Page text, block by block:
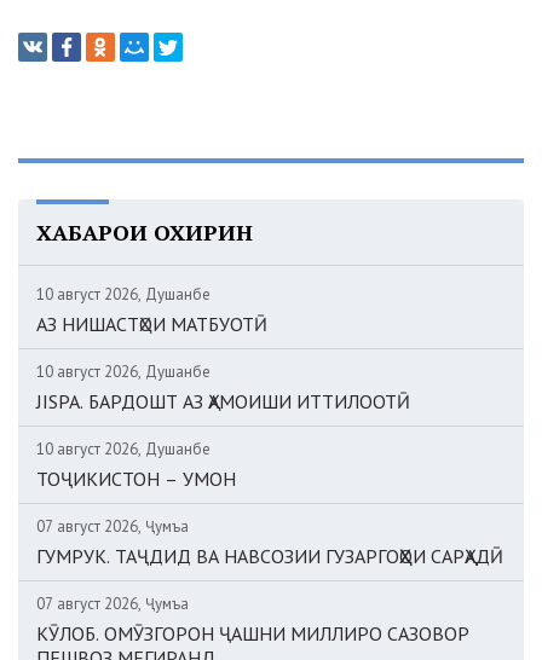
ХАБАРҲОИ ОХИРИН
10 август 2026, Душанбе
АЗ НИШАСТҲОИ МАТБУОТӢ
10 август 2026, Душанбе
JISPA. БАРДОШТ АЗ ҲАМОИШИ ИТТИЛООТӢ
10 август 2026, Душанбе
ТОҶИКИСТОН – УМОН
07 август 2026, Ҷумъа
ГУМРУК. ТАҶДИД ВА НАВСОЗИИ ГУЗАРГОҲҲОИ САРҲАДӢ
07 август 2026, Ҷумъа
КӮЛОБ. ОМӮЗГОРОН ҶАШНИ МИЛЛИРО САЗОВОР